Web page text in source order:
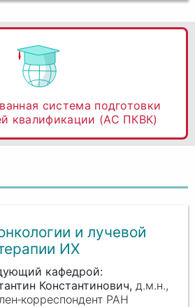
система подготовки
квалификации (АС ПКВК)
и лучевой
ИХ
кафедрой
Константинович д.м.н.,
РАН